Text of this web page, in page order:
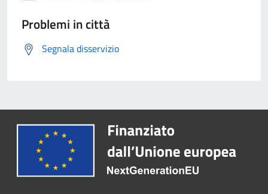
Problemi in città
Segnala disservizio